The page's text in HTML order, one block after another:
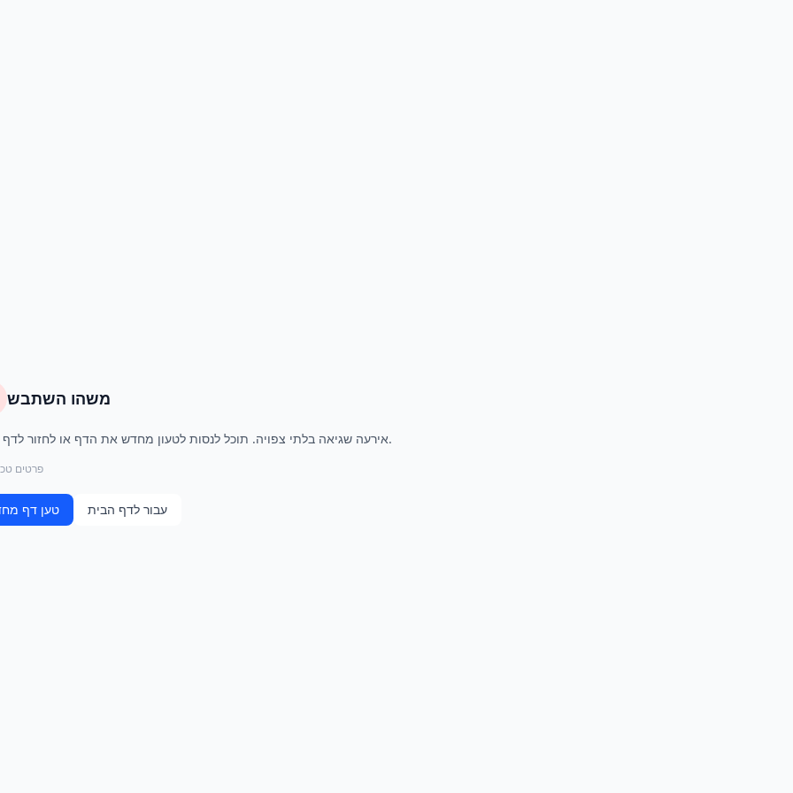
משהו השתבש
אירעה שגיאה בלתי צפויה. תוכל לנסות לטעון מחדש את הדף או לחזור לדף הבית.
פרטים
טען דף עבור לדף הבית